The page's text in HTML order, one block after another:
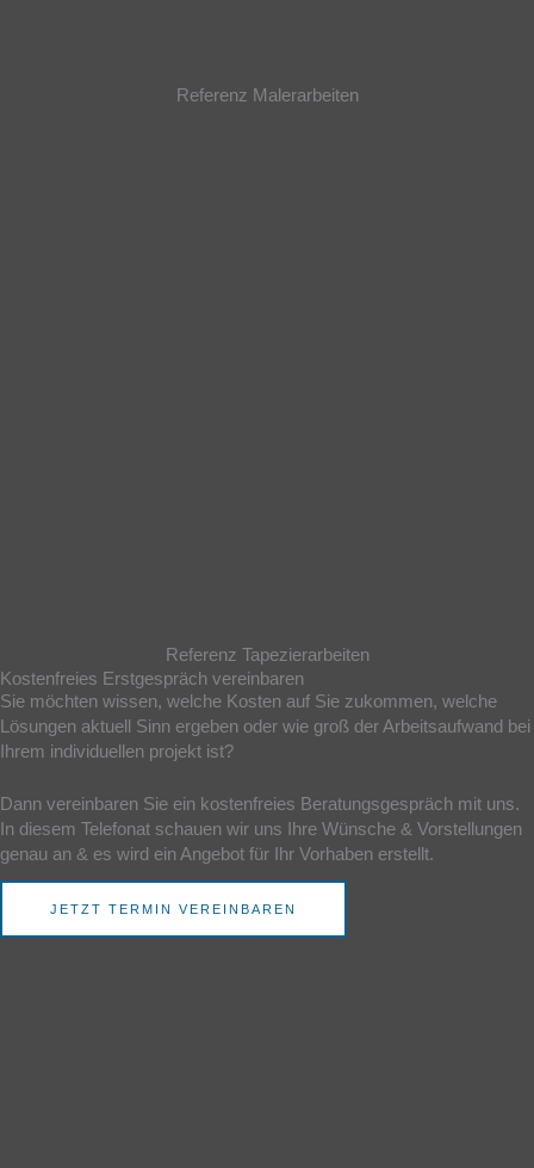
Referenz Malerarbeiten
Referenz Tapezierarbeiten
Kostenfreies Erstgespräch vereinbaren
Sie möchten wissen, welche Kosten auf Sie zukommen, welche
Lösungen aktuell Sinn ergeben oder wie groß der Arbeitsaufwand bei
Ihrem individuellen projekt ist?
Dann vereinbaren Sie ein kostenfreies Beratungsgespräch mit uns.
In diesem Telefonat schauen wir uns Ihre Wünsche & Vorstellungen
genau an & es wird ein Angebot für Ihr Vorhaben erstellt.
JETZT TERMIN VEREINBAREN